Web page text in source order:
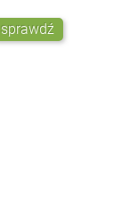
sprawdź